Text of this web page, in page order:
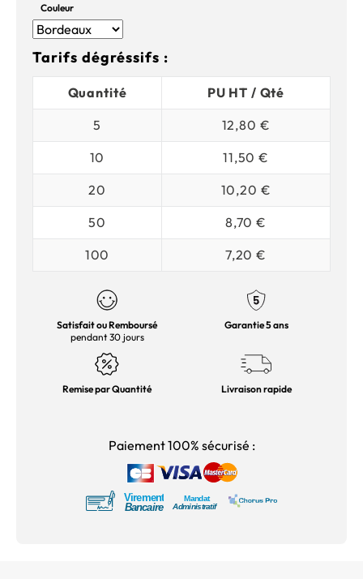
Couleur
Tarifs dégréssifs :
Quantité
PU HT / Qté
5
12,80 €
10
11,50 €
20
10,20 €
50
8,70 €
100
7,20 €
Satisfait ou Remboursé
pendant 30 jours
Garantie 5 ans
Remise par Quantité Livraison rapide
Paiement 100% sécurisé :